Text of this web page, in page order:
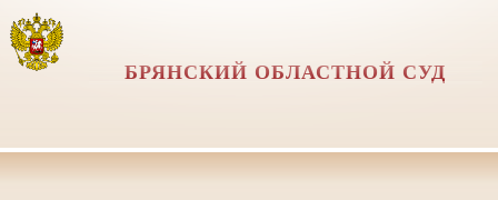
БРЯНСКИЙ ОБЛАСТНОЙ СУД